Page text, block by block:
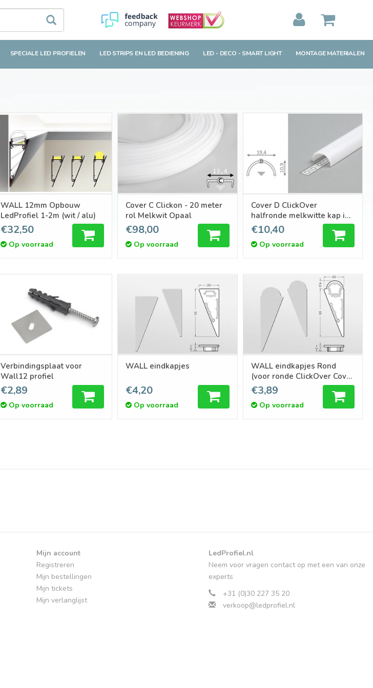
SPECIALE LED PROFIELEN LED STRIPS EN LED BEDIENING LED - DECO - SMART LIGHT MONTAGE MATERIALEN
WALL 12mm Opbouw
LedProfiel 1-2m (wit / alu)
€32,50
Op voorraad
Cover C Clickon - 20 meter
rol Melkwit Opaal
€98,00
Op voorraad
Cover D ClickOver
halfronde melkwitte kap in
1m of 2m lengte
€10,40
Op voorraad
Verbindingsplaat voor
Wall12 profiel
€2,89
Op voorraad
WALL eindkapjes
€4,20
Op voorraad
WALL eindkapjes Rond
(voor ronde ClickOver Cover
D)
€3,89
Op voorraad
Mijn account
Registreren
Mijn bestellingen
Mijn tickets
Mijn verlanglijst
LedProfiel.nl
Neem voor vragen contact op met een van onze
experts
+31 (0)30 227 35 20
verkoop@ledprofiel.nl